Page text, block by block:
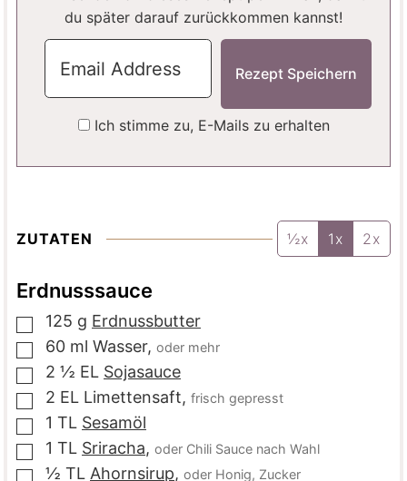
du später darauf zurückkommen kannst!
Ich stimme zu, E-Mails zu erhalten
ZUTATEN ½x 1x 2x
Erdnusssauce
▢
125 g Erdnussbutter
▢
60 ml Wasser, oder mehr
▢
2 ½ EL Sojasauce
▢
2 EL Limettensaft, frisch gepresst
▢
1 TL Sesamöl
▢
1 TL Sriracha, oder Chili Sauce nach Wahl
½ TL Ahornsirup, oder Honig, Zucker